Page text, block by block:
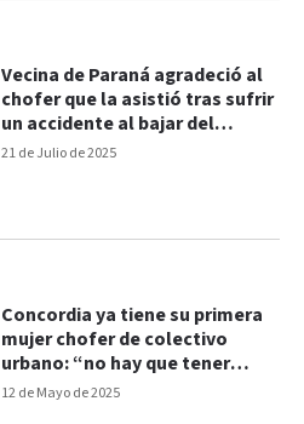
21 de Julio de 2025
Vecina de Paraná agradeció al
chofer que la asistió tras sufrir
un accidente al bajar del
colectivo
12 de Mayo de 2025
Concordia ya tiene su primera
mujer chofer de colectivo
urbano: “no hay que tener
miedo”, dijo